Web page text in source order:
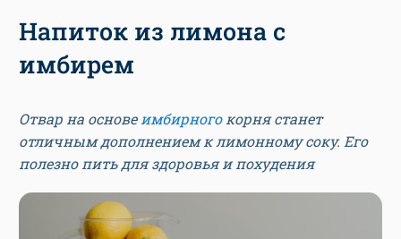
Напиток из лимона с
имбирем
Отвар на основе имбирногокорня станет
отличным дополнением к лимонному соку. Его
полезно пить для здоровья и похудения